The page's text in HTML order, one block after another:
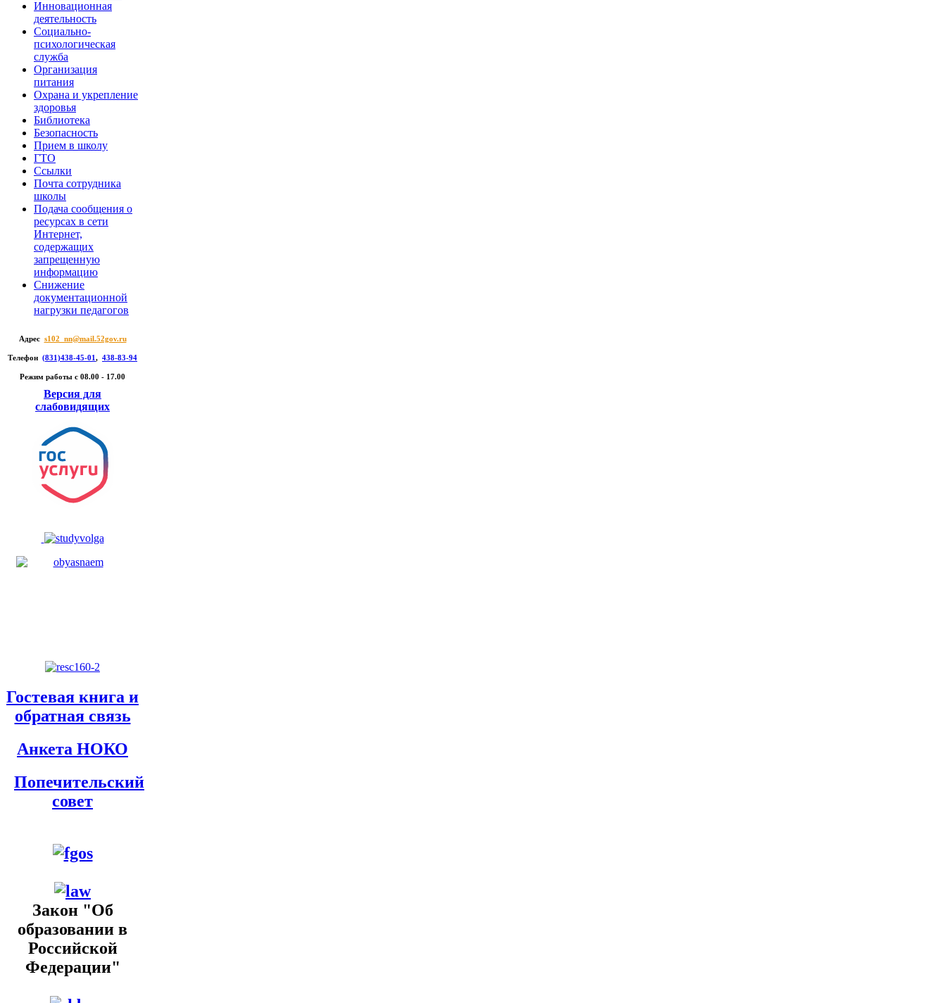
Инновационная
деятельность
Социально-
психологическая
служба
Организация
питания
Охрана и укрепление
здоровья
Библиотека
Безопасность
Прием в школу
ГТО
Ссылки
Почта сотрудника
школы
Подача сообщения о
ресурсах в сети
Интернет,
содержащих
запрещенную
информацию
Снижение
документационной
нагрузки педагогов
Адрес s102_nn@mail.52gov.ru
Телефон (831)438-45-01 , 438-83-94
Режим работы c 08.00 - 17.00
Версия для
слабовидящих
Гостевая книга и
обратная связь
Анкета НОКО
Попечительский
совет
Закон "Об
образовании в
Российской
Федерации"